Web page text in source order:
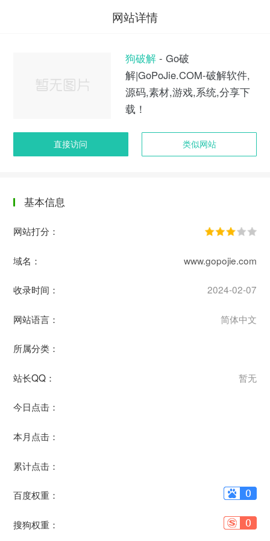
网站详情
狗破解- Go破
解|GoPoJie.COM-破解软件,
源码,素材,游戏,系统,分享下
载！
直接访问 类似网站
基本信息
网站打分：
域名： www.gopojie.com
收录时间： 2024-02-07
网站语言： 简体中文
所属分类：
站长QQ： 暂无
今日点击：
本月点击：
累计点击：
百度权重：
搜狗权重：